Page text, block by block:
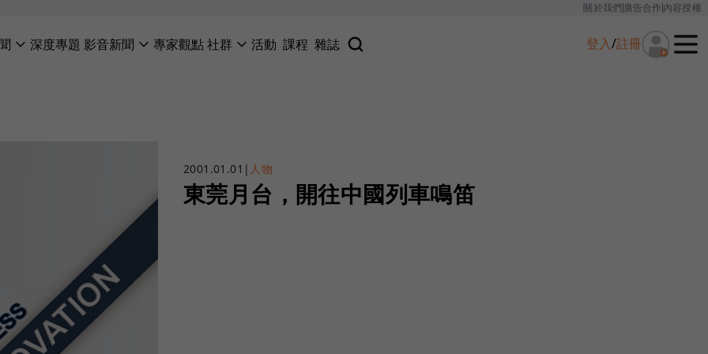
關於我們廣告合作內容授權
深度專題 影音新聞 專家觀點社群 活動 課程 雜誌 登入/註冊
2001.01.01 | 人物
東莞月台，開往中國列車鳴笛